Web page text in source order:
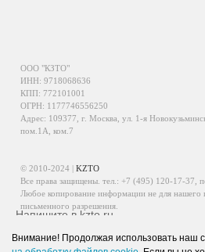
ООО "КЗТО"
ИНН: 9718068636
КПП: 772101001
ОГРН: 1177746556250
Адрес: 109377, г. Москва, ул. 1-я
пом.1А, ком.7
© 2010-2024 |KZTO
Все права защищены. тел.: +7 (495) 120-17-37 ,
Любое копирование информации не для нашего
письменного разрешения.
Информация, размещенная на сайте, не
Политика обработки персональных данных
Напишите в kzto.ru
Внимание! Продолжая использовать наш